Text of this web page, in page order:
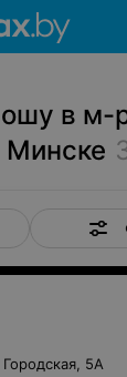
в м-
Минске
5А